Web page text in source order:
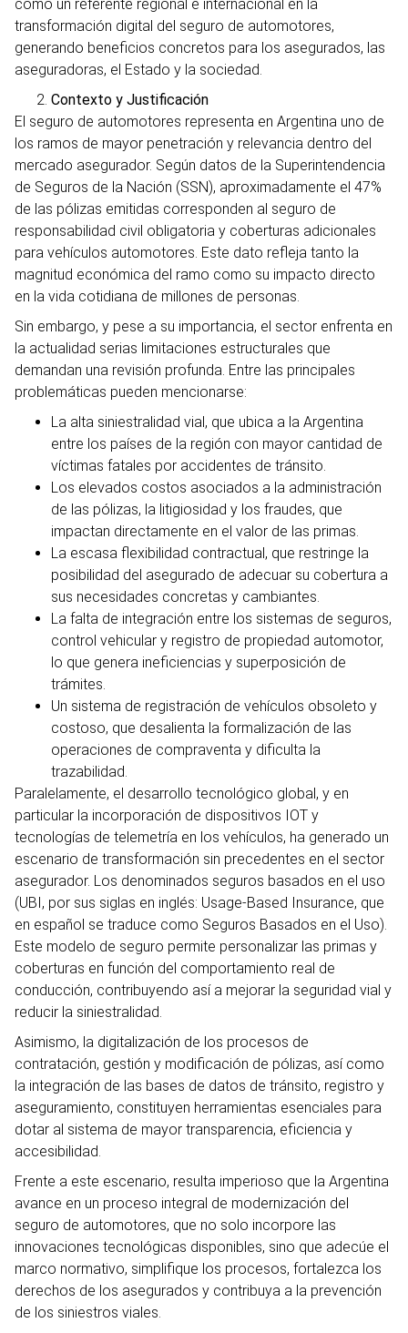
como un referente regional e internacional en la
transformación digital del seguro de automotores,
generando beneficios concretos para los asegurados, las
aseguradoras, el Estado y la sociedad.
Contexto y Justificación
El seguro de automotores representa en Argentina uno de
los ramos de mayor penetración y relevancia dentro del
mercado asegurador. Según datos de la Superintendencia
de Seguros de la Nación (SSN), aproximadamente el 47%
de las pólizas emitidas corresponden al seguro de
responsabilidad civil obligatoria y coberturas adicionales
para vehículos automotores. Este dato refleja tanto la
magnitud económica del ramo como su impacto directo
en la vida cotidiana de millones de personas.
Sin embargo, y pese a su importancia, el sector enfrenta en
la actualidad serias limitaciones estructurales que
demandan una revisión profunda. Entre las principales
problemáticas pueden mencionarse:
La alta siniestralidad vial, que ubica a la Argentina
entre los países de la región con mayor cantidad de
víctimas fatales por accidentes de tránsito.
Los elevados costos asociados a la administración
de las pólizas, la litigiosidad y los fraudes, que
impactan directamente en el valor de las primas.
La escasa flexibilidad contractual, que restringe la
posibilidad del asegurado de adecuar su cobertura a
sus necesidades concretas y cambiantes.
La falta de integración entre los sistemas de seguros,
control vehicular y registro de propiedad automotor,
lo que genera ineficiencias y superposición de
trámites.
Un sistema de registración de vehículos obsoleto y
costoso, que desalienta la formalización de las
operaciones de compraventa y dificulta la
trazabilidad.
Paralelamente, el desarrollo tecnológico global, y en
particular la incorporación de dispositivos IOT y
tecnologías de telemetría en los vehículos, ha generado un
escenario de transformación sin precedentes en el sector
asegurador. Los denominados seguros basados en el uso
(UBI, por sus siglas en inglés: Usage-Based Insurance, que
en español se traduce como Seguros Basados en el Uso).
Este modelo de seguro permite personalizar las primas y
coberturas en función del comportamiento real de
conducción, contribuyendo así a mejorar la seguridad vial y
reducir la siniestralidad.
Asimismo, la digitalización de los procesos de
contratación, gestión y modificación de pólizas, así como
la integración de las bases de datos de tránsito, registro y
aseguramiento, constituyen herramientas esenciales para
dotar al sistema de mayor transparencia, eficiencia y
accesibilidad.
Frente a este escenario, resulta imperioso que la Argentina
avance en un proceso integral de modernización del
seguro de automotores, que no solo incorpore las
innovaciones tecnológicas disponibles, sino que adecúe el
marco normativo, simplifique los procesos, fortalezca los
derechos de los asegurados y contribuya a la prevención
de los siniestros viales.